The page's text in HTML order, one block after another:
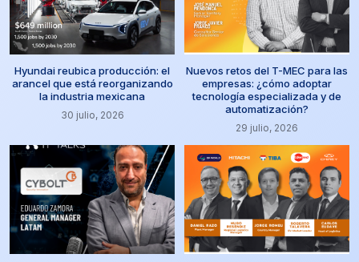
Hyundai reubica producción: el
arancel que está reorganizando
la industria mexicana
30 julio, 2026
Nuevos retos del T-MEC para las
empresas: ¿cómo adoptar
tecnología especializada y de
automatización?
29 julio, 2026